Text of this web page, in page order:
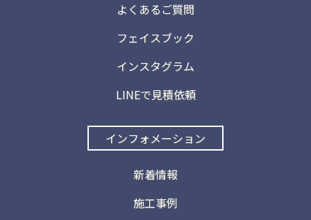
よくあるご質問
フェイスブック
インスタグラム
LINEで見積依頼
インフォメーション
新着情報
施工事例